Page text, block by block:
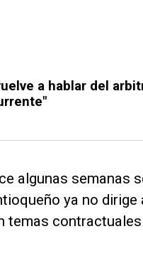
a hablar del
algunas semanas
ya no
temas